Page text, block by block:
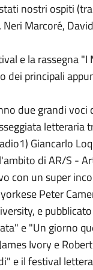
nostri ospiti
Marcoré,
e la rassegna
dei principali
due grandi voci
letteraria
Giancarlo
di AR/S -
con un super
Peter
e
e "Un giorno
Ivory e
e il festival